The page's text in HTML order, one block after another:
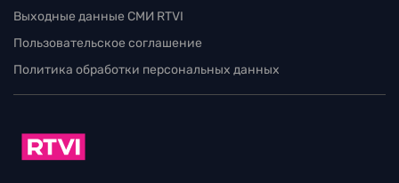
Выходные данные СМИ RTVI
Пользовательское соглашение
Политика обработки персональных данных